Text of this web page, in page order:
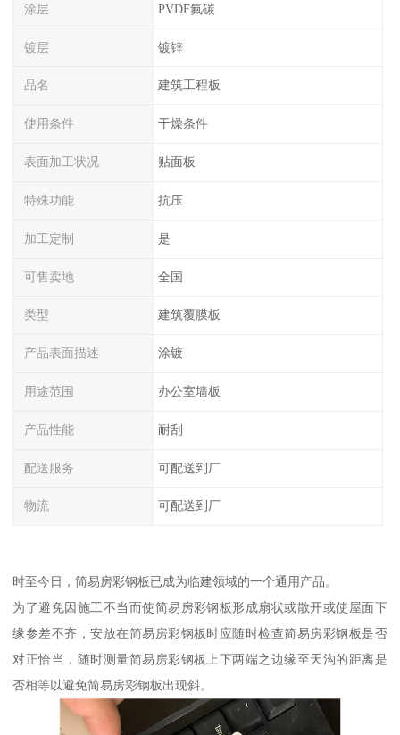
涂层 PVDF氟碳
镀层 镀锌
品名 建筑工程板
使用条件 干燥条件
表面加工状况 贴面板
特殊功能 抗压
加工定制 是
可售卖地 全国
类型 建筑覆膜板
产品表面描述 涂镀
用途范围 办公室墙板
产品性能 耐刮
配送服务 可配送到厂
物流 可配送到厂
时至今日，简易房彩钢板已成为临建领域的一个通用产品。
为了避免因施工不当而使简易房彩钢板形成扇状或散开或使屋面下
缘参差不齐，安放在简易房彩钢板时应随时检查简易房彩钢板是否
对正恰当，随时测量简易房彩钢板上下两端之边缘至天沟的距离是
否相等以避免简易房彩钢板出现斜。